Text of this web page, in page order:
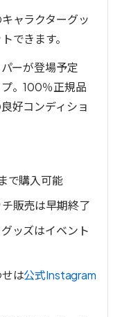
ャラクターグッ
できます。
ーが登場予定
。100％正規品
好コンディショ
で購入可能
販売は早期終了
ッズはイベント
は公式Instagram